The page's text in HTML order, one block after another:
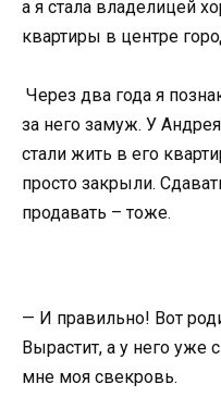
а я стала владелицей
квартиры в центре
Через два года я
за него замуж. У
стали жить в его
просто закрыли.
продавать – тоже.
— И правильно! Вот
Вырастит, а у него уже
мне моя свекровь.